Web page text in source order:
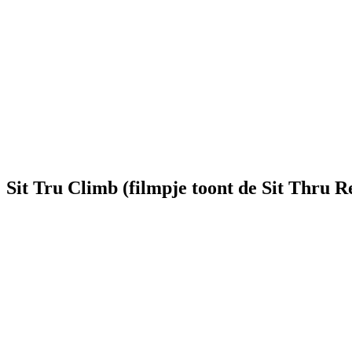
Sit Tru Climb (filmpje toont de Sit Thru